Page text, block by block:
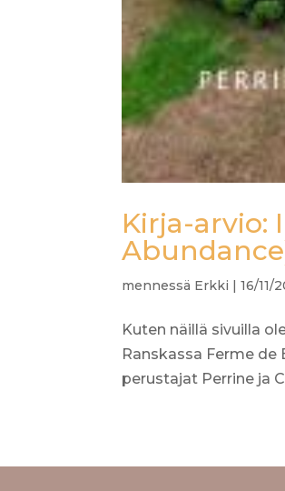
Kirja-arvio:
mennessä Erkki |16/11/
Kuten näillä sivuilla
Ranskassa Ferme
perustajat Perrine ja